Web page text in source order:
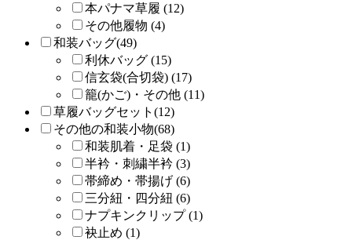
本パナマ草履 (12)
その他履物 (4)
和装バッグ(49)
利休バッグ (15)
信玄袋(合切袋) (17)
籠(かご)・その他 (11)
草履バッグセット(12)
その他の和装小物(68)
和装肌着・足袋 (1)
半衿・刺繍半衿 (3)
帯締め・帯揚げ (6)
三分紐・四分紐 (6)
ナプキンクリップ (1)
袂止め (1)